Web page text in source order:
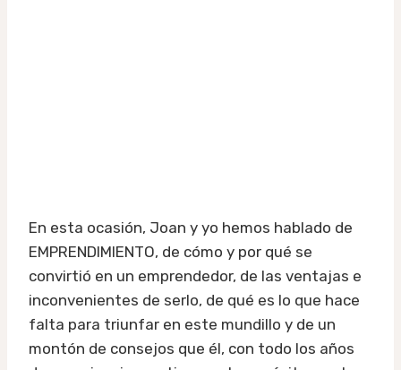
En esta ocasión, Joan y yo hemos hablado de
EMPRENDIMIENTO, de cómo y por qué se
convirtió en un emprendedor, de las ventajas e
inconvenientes de serlo, de qué es lo que hace
falta para triunfar en este mundillo y de un
montón de consejos que él, con todo los años